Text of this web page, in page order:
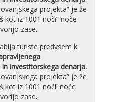
projekta” je že
kot iz 1001 noči” noče
zase.
turiste predvsem k
investitorskega denarja.
projekta” je že
kot iz 1001 noči! noče
zase.